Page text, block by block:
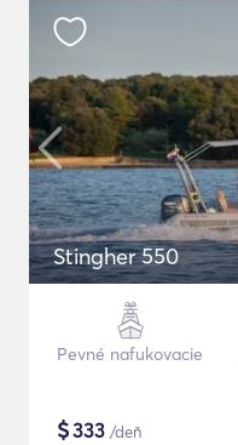
Stingher 550
Pevné nafukovacie
$333 /deň